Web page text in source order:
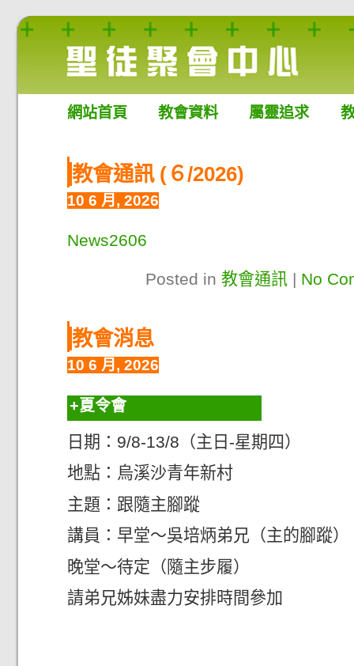
網站首頁 教會資料 屬靈追求
教會通訊 (６/2026)
10 6 月, 2026
News2606
Posted in 教會通訊 | No
教會消息
10 6 月, 2026
夏令會
日期：9/8-13/8（主日-星期四）
地點：烏溪沙青年新村
主題：跟隨主腳蹤
講員：早堂～吳培炳弟兄（主的腳蹤）
晚堂～待定（隨主步履）
請弟兄姊妹盡力安排時間參加